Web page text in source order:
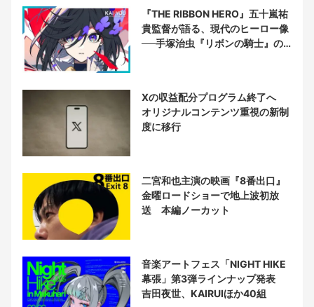
『THE RIBBON HERO』五十嵐祐
貴監督が語る、現代のヒーロー像
──手塚治虫『リボンの騎士』の
Xの収益配分プログラム終了へ
オリジナルコンテンツ重視の新制
度に移行
二宮和也主演の映画『8番出口』
金曜ロードショーで地上波初放
送 本編ノーカット
音楽アートフェス「NIGHT HIKE
幕張」第3弾ラインナップ発表
吉田夜世、KAIRUIほか40組